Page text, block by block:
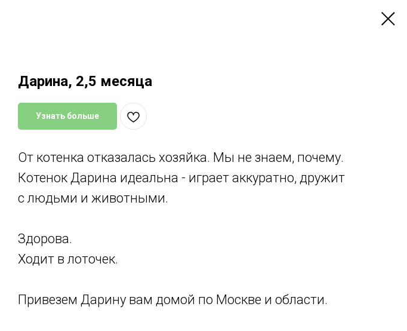
Дарина, 2,5 месяца
Узнать больше
От котенка отказалась хозяйка. Мы не знаем, почему.
Котенок Дарина идеальна - играет аккуратно, дружит
с людьми и животными.
Здорова.
Ходит в лоточек.
Привезем Дарину вам домой по Москве и области.